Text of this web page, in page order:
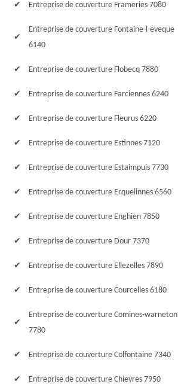
Entreprise de couverture Frameries 7080
Entreprise de couverture Fontaine-l-eveque
6140
Entreprise de couverture Flobecq 7880
Entreprise de couverture Farciennes 6240
Entreprise de couverture Fleurus 6220
Entreprise de couverture Estinnes 7120
Entreprise de couverture Estaimpuis 7730
Entreprise de couverture Erquelinnes 6560
Entreprise de couverture Enghien 7850
Entreprise de couverture Dour 7370
Entreprise de couverture Ellezelles 7890
Entreprise de couverture Courcelles 6180
Entreprise de couverture Comines-warneton
7780
Entreprise de couverture Colfontaine 7340
Entreprise de couverture Chievres 7950